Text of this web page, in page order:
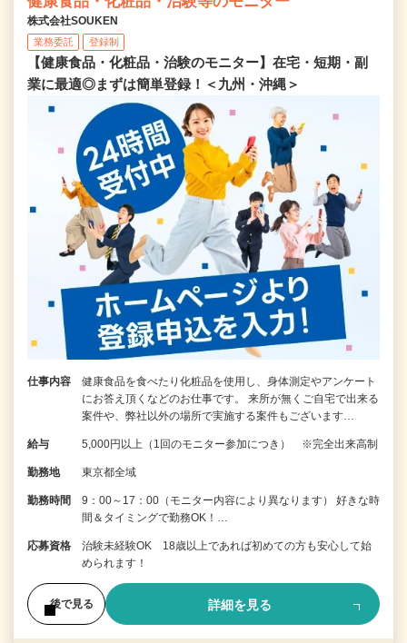
株式会社SOUKEN
業務委託 登録制
【健康食品・化粧品・治験のモニター】在宅・短期・副
業に最適◎まずは簡単登録！＜九州・沖縄＞
仕事内容
健康食品を食べたり化粧品を使用し、身体測定やアンケート
にお答え頂くなどのお仕事です。 来所が無くご自宅で出来る
案件や、弊社以外の場所で実施する案件もございます…
給与 5,000円以上（1回のモニター参加につき） ※完全出来高制
勤務地 東京都全域
勤務時間
9：00～17：00（モニター内容により異なります） 好きな時
間＆タイミングで勤務OK！…
応募資格
治験未経験OK 18歳以上であれば初めての方も安心して始
められます！
後で見る 詳細を見る